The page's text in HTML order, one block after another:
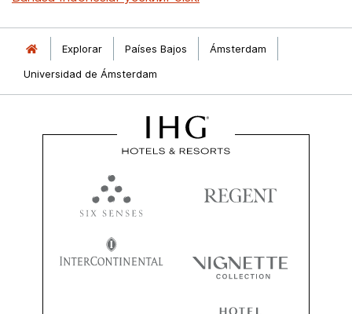
Explorar Países Bajos
Ámsterdam
Universidad de Ámsterdam